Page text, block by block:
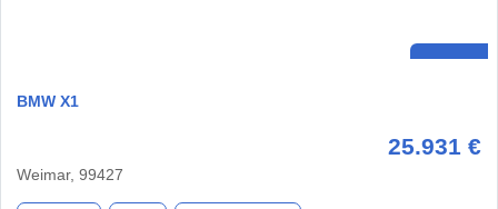
BMW X1
25.931 €
Weimar, 99427